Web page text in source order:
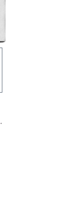
.